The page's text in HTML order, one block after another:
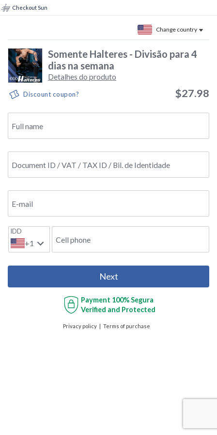
Checkout Sun
Change country
Somente Halteres - Divisão para 4
dias na semana
Detalhes do produto
Discount coupon? $27.98
Full name
Document ID / VAT / TAX ID / Bil. de Identidade
E-mail
IDD
+1 Cell phone
Next
Payment 100% Segura
Verified and Protected
Privacy policy Terms of purchase